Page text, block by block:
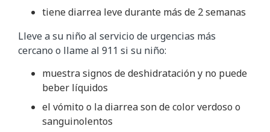
tiene diarrea leve durante más de 2 semanas
Lleve a su niño al servicio de urgencias más
cercano o llame al 911 si su niño:
muestra signos de deshidratación y no puede
beber líquidos
el vómito o la diarrea son de color verdoso o
sanguinolentos